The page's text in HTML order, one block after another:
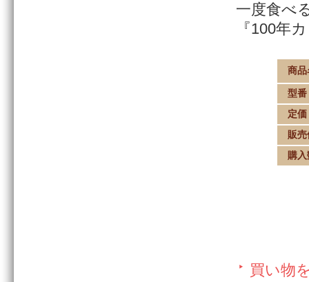
一度食べ
『100年
商品
型番
定価
販
購入
買い物